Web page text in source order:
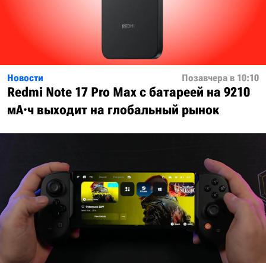
Новости Позавчера в 10:10
Redmi Note 17 Pro Max с батареей на 9210
мА·ч выходит на глобальный рынок